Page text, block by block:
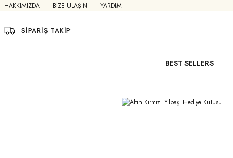
HAKKIMIZDA BİZE ULAŞIN YARDIM
SİPARİŞ TAKİP
BEST SELLERS